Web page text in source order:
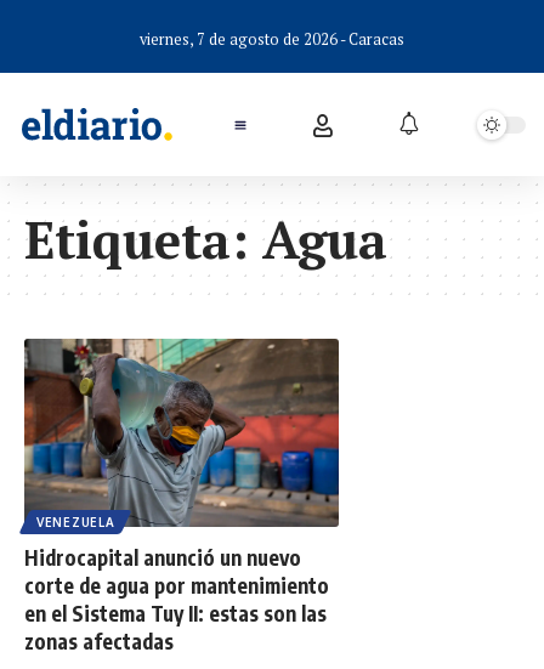
viernes, 7 de agosto de 2026 - Caracas
Etiqueta: Agua
VENEZUELA
Hidrocapital anunció un nuevo
corte de agua por mantenimiento
en el Sistema Tuy II: estas son las
zonas afectadas